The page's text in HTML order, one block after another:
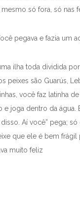
só fora, só nas
pegava e fazia um
ilha toda dividida
peixes são Guarús,
você faz latinha
joga dentro da
Aí você” pega;
que ele é bem
muito feliz